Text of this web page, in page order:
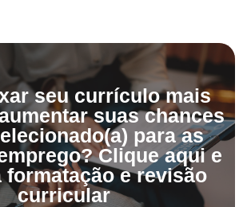
seu currículo mais
suas chances
para as
Clique aqui e
formatação e revisão
curricular